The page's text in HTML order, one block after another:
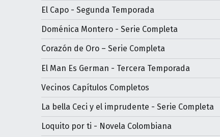
El Capo - Segunda Temporada
Doménica Montero - Serie Completa
Corazón de Oro – Serie Completa
El Man Es German - Tercera Temporada
Vecinos Capítulos Completos
La bella Ceci y el imprudente - Serie Completa
Loquito por ti - Novela Colombiana